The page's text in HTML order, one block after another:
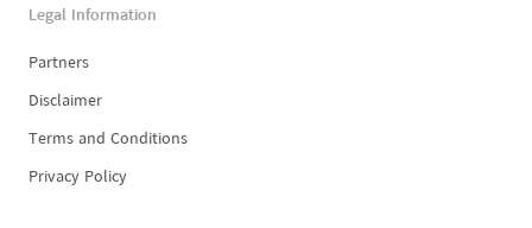
Legal Information
Partners
Disclaimer
Terms and Conditions
Privacy Policy